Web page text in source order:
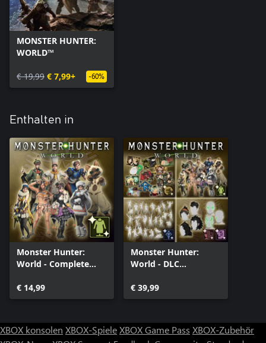
MONSTER HUNTER:
WORLD™
€ 19,99 € 7,99+ -60%
Enthalten in
Monster Hunter:
World - Complete
Pack
€ 14,99
Monster Hunter:
World - DLC
€ 39,99
XBOX konsolen XBOX-SpieleXBOX Game Pass XBOX-Zubehör